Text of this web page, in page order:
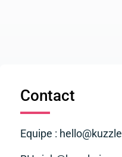
Contact
Equipe :